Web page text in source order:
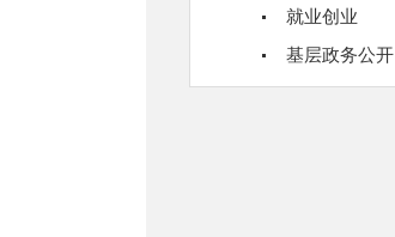
就业创业
基层政务公开